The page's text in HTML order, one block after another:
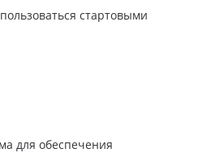
стартовыми
для обеспечения